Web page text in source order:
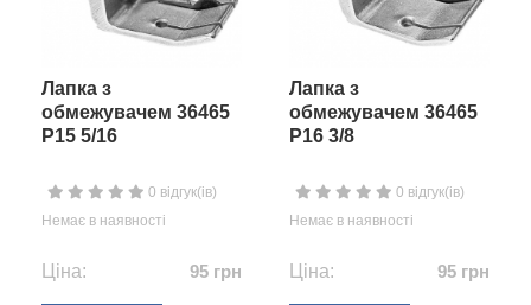
Лапка з
обмежувачем 36465
P15 5/16
0 відгук(ів)
Немає в наявності
Ціна: 95 грн
Лапка з
обмежувачем 36465
P16 3/8
0 відгук(ів)
Немає в наявності
Ціна: 95 грн